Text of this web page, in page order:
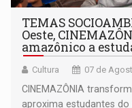
TEMAS
Oeste,
amazônico a
Cultura 07 de
CINEMAZÔNIA
aproxima estudantes